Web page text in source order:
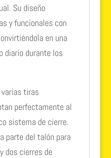
Su diseño
y funcionales con
en una
diario durante los
tiras
perfectamente al
sistema de cierre.
parte del talón para
dos cierres de